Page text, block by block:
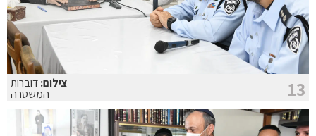
13 צילום:דוברות
המשטרה